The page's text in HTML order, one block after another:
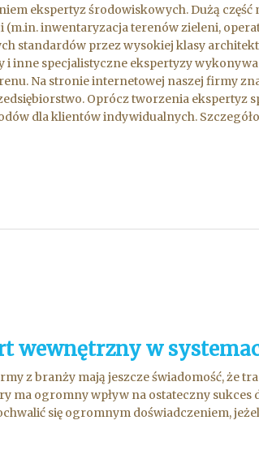
ekspertyz środowiskowych. Dużą
(m.in. inwentaryzacja terenów zieleni,
standardów przez wysokiej klasy
inne specjalistyczne ekspertyzy
Na stronie internetowej naszej firmy
Oprócz tworzenia
dla klientów indywidualnych.
wewnętrzny w
z branży mają jeszcze świadomość, że
ma ogromny wpływ na ostateczny
się ogromnym doświadczeniem,